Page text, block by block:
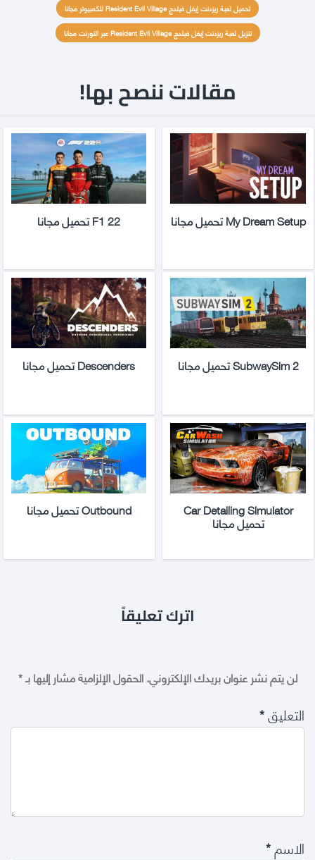
تحميل لعبة ريزدنت إيفل فيلدج Resident Evil Village للكمبيوتر مجانا
تنزيل لعبة ريزدنت إيفل فيلدج Resident Evil Village عبر التورنت مجانا
مقالات ننصح بها!
My Dream Setup تحميل مجانا F1 22 تحميل مجانا
SubwaySim 2 تحميل مجانا Descenders تحميل مجانا
Car Detailing Simulator
تحميل مجانا
Outbound تحميل مجانا
اترك تعليقاً
لن يتم نشر عنوان بريدك الإلكتروني.الحقول الإلزامية مشار إليها بـ*
التعليق*
الاسم*